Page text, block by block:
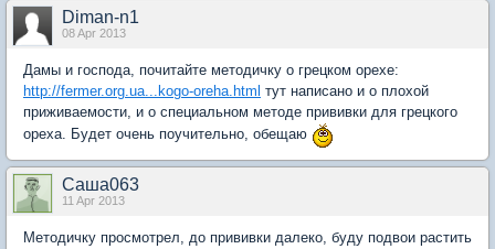
Diman-n1
08 Apr 2013
Дамы и господа, почитайте методичку о грецком орехе:
http://fermer.org.ua...kogo-oreha.html тут написано и о плохой
приживаемости, и о специальном методе прививки для грецкого
ореха. Будет очень поучительно, обещаю
Саша063
11 Apr 2013
Методичку просмотрел, до прививки далеко, буду подвои растить